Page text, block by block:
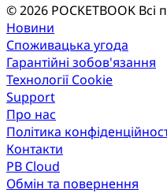
© 2026 POCKETBOOK Всі
Новини
Споживацька угода
Гарантійні зобов'язання
Технології Cookie
Support
Про нас
Політика
Контакти
PB Cloud
Обмін та повернення